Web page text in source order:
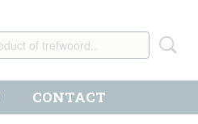
CONTACT